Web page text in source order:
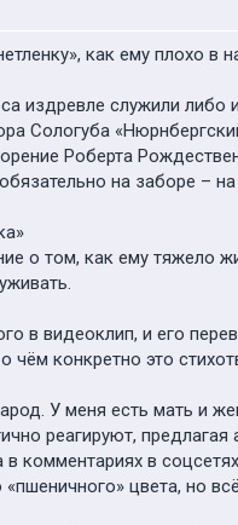
как ему плохо в
издревле служили
Сологуба
Роберта
на заборе – на
о том, как ему тяжело
в видеоклип, и его
конкретно это
У меня есть мать и
реагируют,
комментариях в
цвета, но